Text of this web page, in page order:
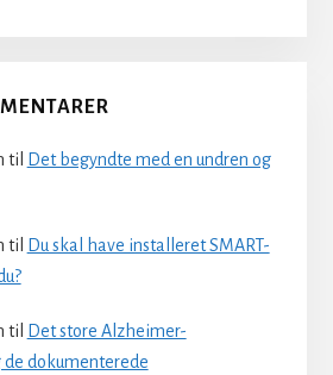
til
Det begyndte med en undren og
til
Du skal have installeret SMART-
til
Det store Alzheimer-
dokumenterede